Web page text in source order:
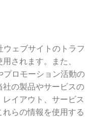
ェブサイトのトラフ
されます。また、
ロモーション活動の
の製品やサービスの
イアウト、サービス
らの情報を使用する